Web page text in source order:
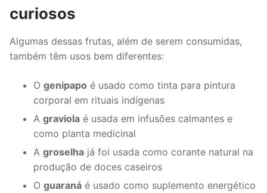
curiosos
Algumas dessas frutas, além de serem consumidas,
também têm usos bem diferentes:
O genipapo é usado como tinta para pintura
corporal em rituais indígenas
A graviola é usada em infusões calmantes e
como planta medicinal
A groselha já foi usada como corante natural na
produção de doces caseiros
O guaraná é usado como suplemento energético